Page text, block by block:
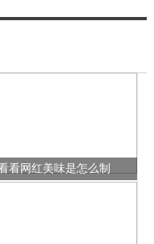
看网红美味是怎么制